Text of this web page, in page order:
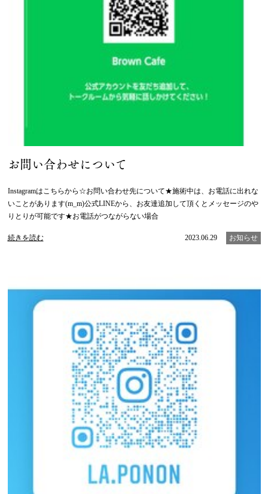
お問い合わせについて
Instagramはこちらから☆お問い合わせ先について★施術中は、お電話に出れな
いことがあります(m_m)公式LINEから、お友達追加して頂くとメッセージのや
りとりが可能です★お電話がつながらない場合
続きを読む 2023.06.29 お知らせ